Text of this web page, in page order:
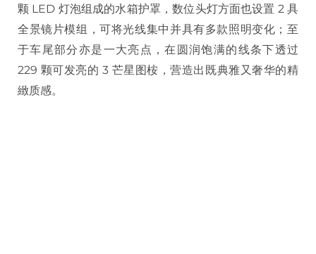
颗 LED 灯泡组成的水箱护罩，数位头灯方面也设置 2 具
全景镜片模组，可将光线集中并具有多款照明变化；至
于车尾部分亦是一大亮点，在圆润饱满的线条下透过
229 颗可发亮的 3 芒星图桉，营造出既典雅又奢华的精
緻质感。